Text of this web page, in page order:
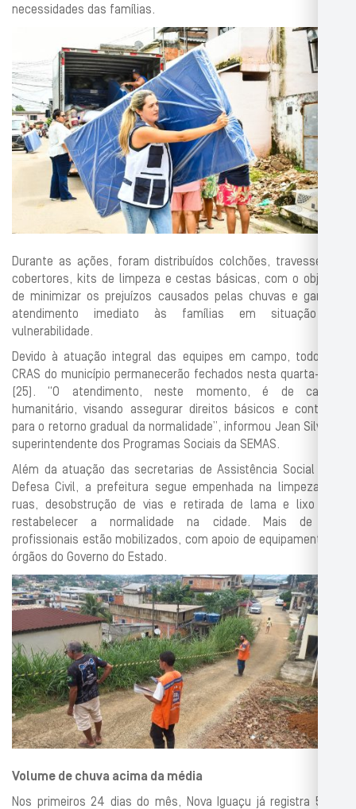
necessidades das famílias.
Durante as ações, foram distribuídos colchões, travesseiros,
cobertores, kits de limpeza e cestas básicas, com o objetivo
de minimizar os prejuízos causados pelas chuvas e garantir
atendimento imediato às famílias em situação de
vulnerabilidade.
Devido à atuação integral das equipes em campo, todos os
CRAS do município permanecerão fechados nesta quarta-feira
(25). “O atendimento, neste momento, é de caráter
humanitário, visando assegurar direitos básicos e contribuir
para o retorno gradual da normalidade”, informou Jean Silveira,
superintendente dos Programas Sociais da SEMAS.
Além da atuação das secretarias de Assistência Social e de
Defesa Civil, a prefeitura segue empenhada na limpeza das
ruas, desobstrução de vias e retirada de lama e lixo para
restabelecer a normalidade na cidade. Mais de 500
profissionais estão mobilizados, com apoio de equipamentos e
órgãos do Governo do Estado.
Volume de chuva acima da média
Nos primeiros 24 dias do mês, Nova Iguaçu já registra 576,6